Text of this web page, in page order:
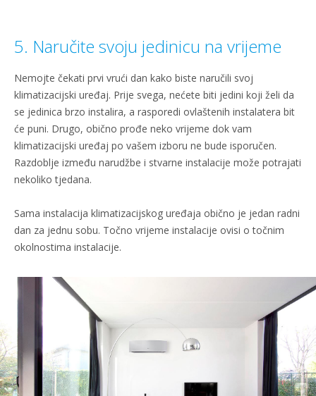
5. Naručite svoju jedinicu na vrijeme
Nemojte čekati prvi vrući dan kako biste naručili svoj
klimatizacijski uređaj. Prije svega, nećete biti jedini koji želi da
se jedinica brzo instalira, a rasporedi ovlaštenih instalatera bit
će puni. Drugo, obično prođe neko vrijeme dok vam
klimatizacijski uređaj po vašem izboru ne bude isporučen.
Razdoblje između narudžbe i stvarne instalacije može potrajati
nekoliko tjedana.
Sama instalacija klimatizacijskog uređaja obično je jedan radni
dan za jednu sobu. Točno vrijeme instalacije ovisi o točnim
okolnostima instalacije.